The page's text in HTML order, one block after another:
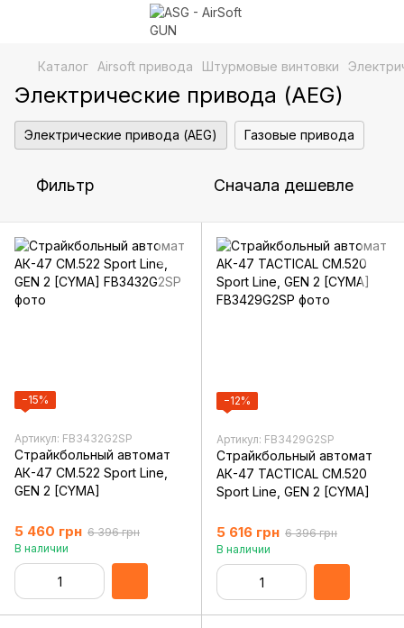
Каталог Airsoft привода Штурмовые винтовки
Электрические привода (AEG)
Электрические привода (AEG) Газовые привода
Фильтр Сначала дешевле
−15%
Артикул: FB3432G2SP
Страйкбольный автомат
АК-47 CM.522 Sport Line,
GEN 2 [CYMA]
5 460 грн 6 396 грн
В наличии
−12%
Артикул: FB3429G2SP
Страйкбольный автомат
АК-47 TACTICAL CM.520
Sport Line, GEN 2 [CYMA]
5 616 грн 6 396 грн
В наличии